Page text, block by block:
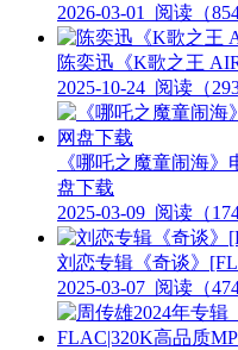
2026-03-01
阅读（854
陈奕迅《K歌之王
2025-10-24 阅读（
《哪吒之魔童闹海
盘下载
2025-03-09 阅读（
刘恋专辑《奇谈》
2025-03-07 阅读（